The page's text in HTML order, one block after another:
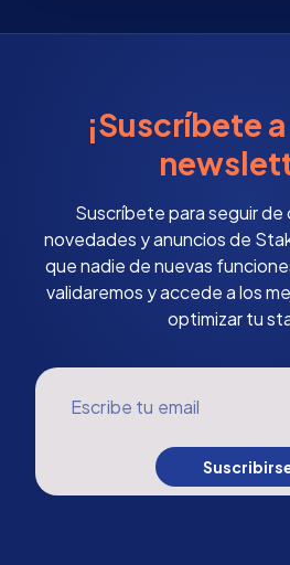
¡Suscríbete
Suscríbete para seguir de
novedades y anuncios de
que nadie de nuevas
validaremos y accede a los
optimizar tu
Escribe tu email